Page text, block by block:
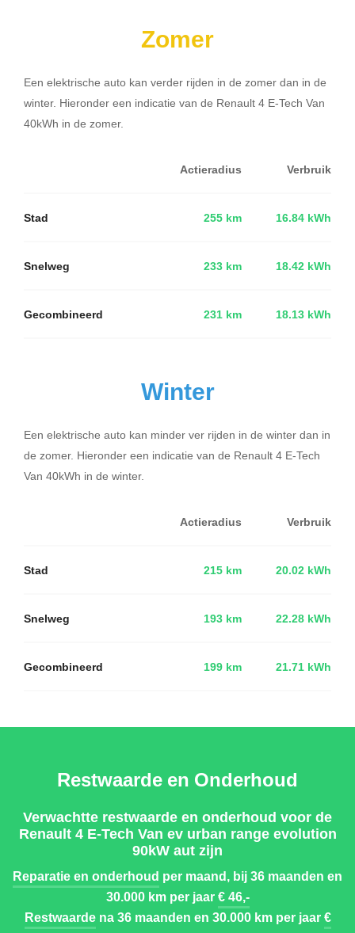
Zomer
Een elektrische auto kan verder rijden in de zomer dan in de
winter. Hieronder een indicatie van de Renault 4 E-Tech Van
40kWh in de zomer.
Actieradius Verbruik
Stad 255 km 16.84 kWh
Snelweg 233 km 18.42 kWh
Gecombineerd 231 km 18.13 kWh
Winter
Een elektrische auto kan minder ver rijden in de winter dan in
de zomer. Hieronder een indicatie van de Renault 4 E-Tech
Van 40kWh in de winter.
Actieradius Verbruik
Stad 215 km 20.02 kWh
Snelweg 193 km 22.28 kWh
Gecombineerd 199 km 21.71 kWh
Restwaarde en Onderhoud
Verwachtte restwaarde en onderhoud voor de
Renault 4 E-Tech Van ev urban range evolution
90kW aut zijn
Reparatie en onderhoud per maand, bij 36 maanden en
30.000 km per jaar€ 46,-
Restwaardena 36 maanden en 30.000 km per jaar€